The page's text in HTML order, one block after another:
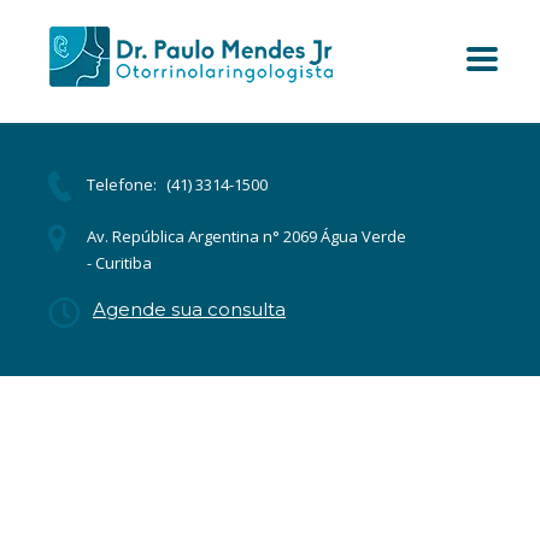
Telefone: (41) 3314-1500
Av. República Argentina n° 2069 Água Verde
- Curitiba
Agende sua consulta